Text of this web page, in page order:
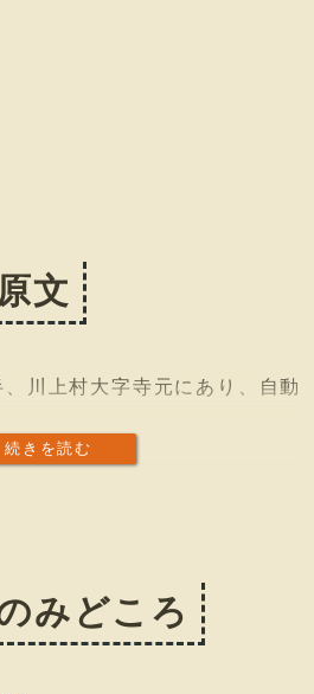
文
続きを読む
川上村大字寺元にあり、自動
。吉野朝の頃には楠木氏との
五年後村上天皇當寺を以て行
みどころ